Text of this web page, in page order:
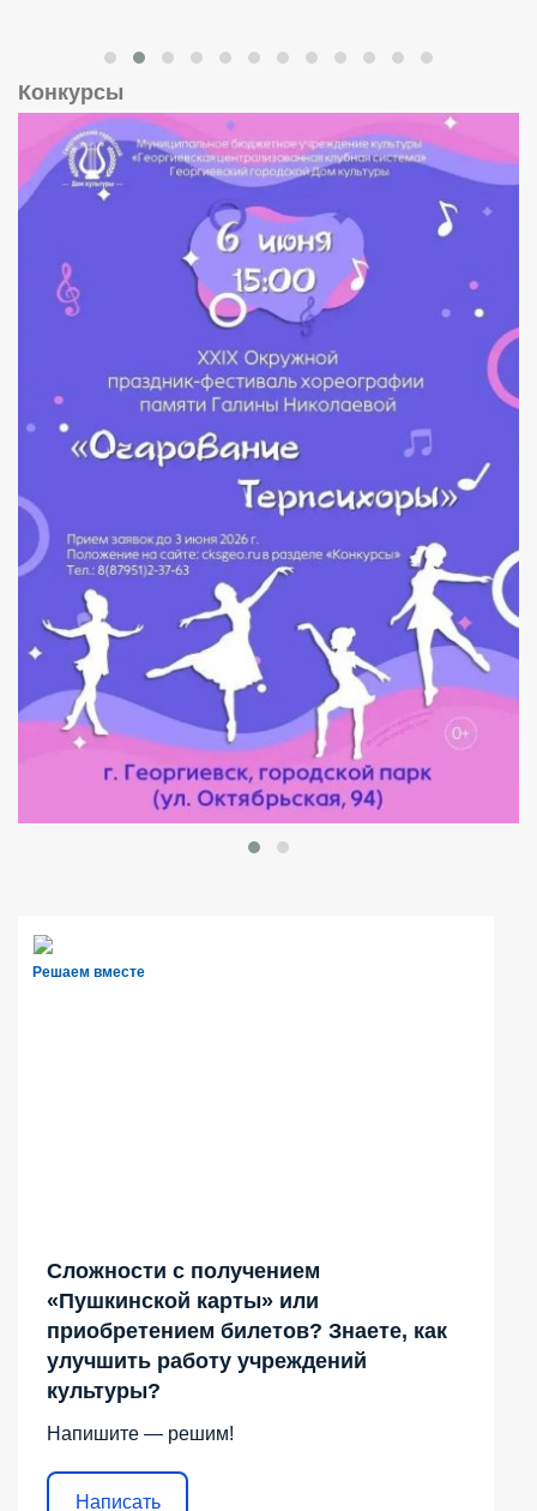
Конкурсы
Решаем вместе
Сложности с получением
«Пушкинской карты» или
приобретением билетов? Знаете, как
улучшить работу учреждений
культуры?
Напишите — решим!
Написать